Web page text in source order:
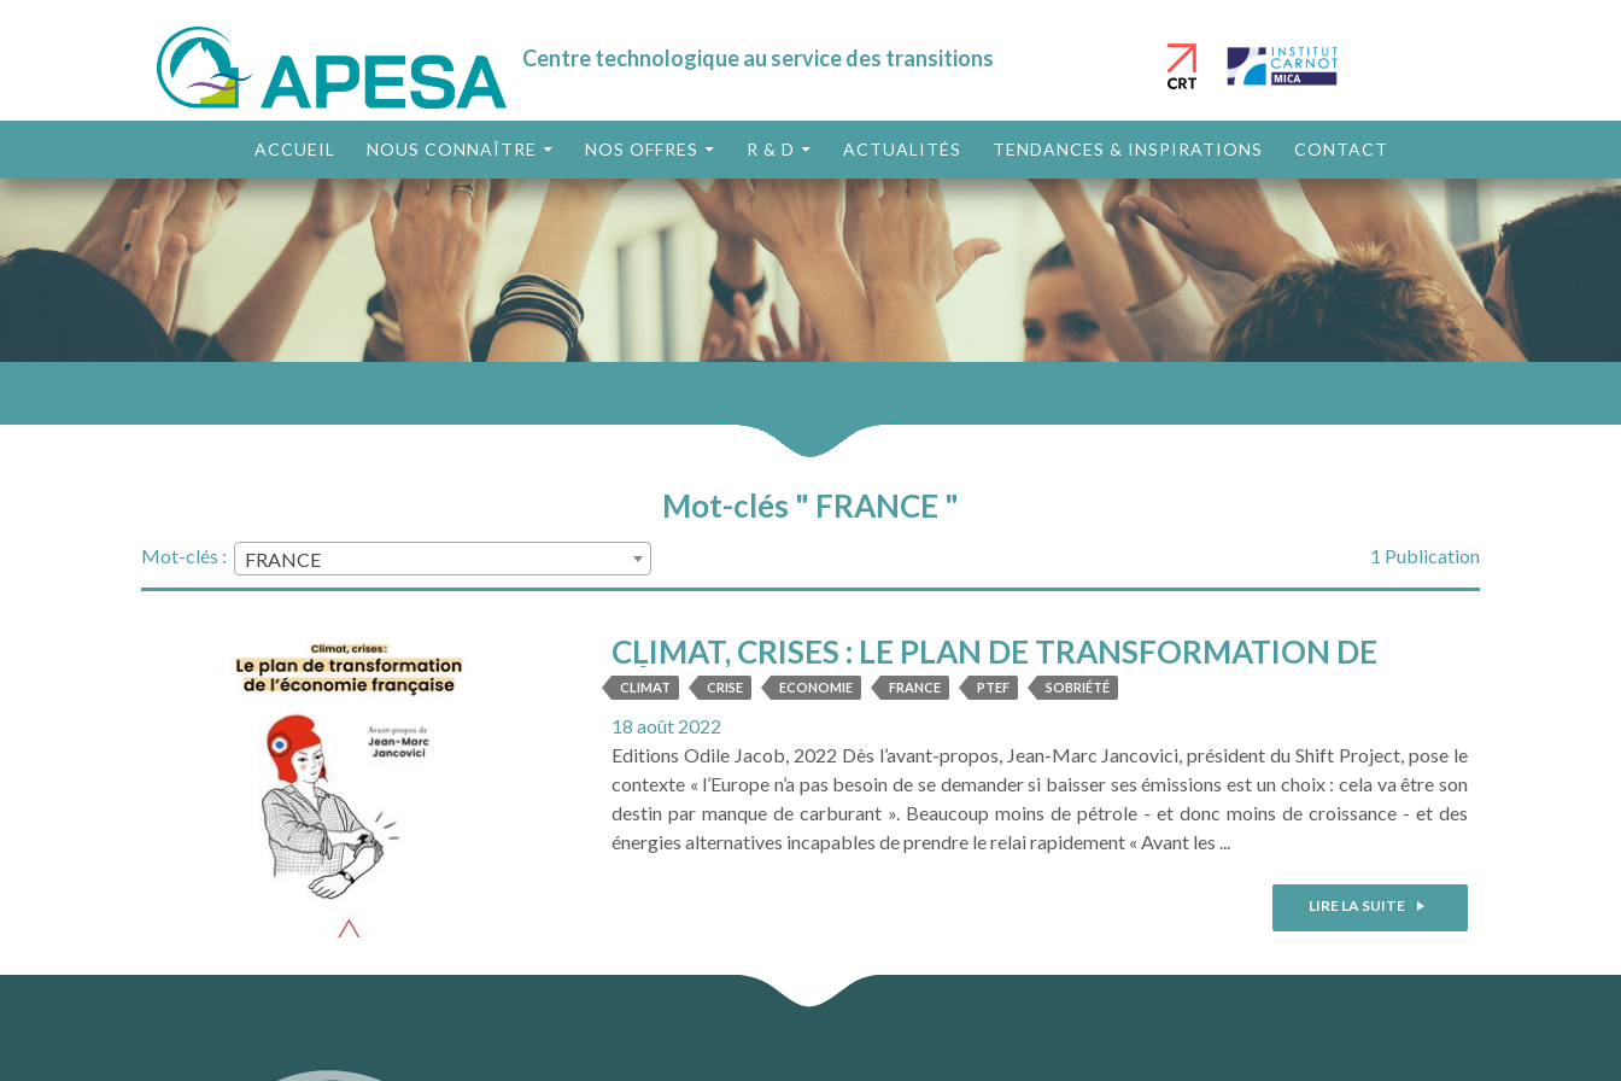
Centre technologique au service des transitions
ACCUEIL
NOUS CONNAÎTRE NOS OFFRES R & D ACTUALITÉS TENDANCES & INSPIRATIONS CONTACT
Mot-clés " FRANCE "
1 Publication
Mot-clés : FRANCE
CLIMAT, CRISES : LE PLAN DE TRANSFORMATION DE
L’ÉCONOMIE FRANÇAIS The Shift Project
CLIMAT CRISE ECONOMIE FRANCE PTEF SOBRIÉTÉ
18 août 2022
Editions Odile Jacob, 2022 Dès l’avant-propos, Jean-Marc Jancovici, président du Shift Project, pose le
contexte « l’Europe n’a pas besoin de se demander si baisser ses émissions est un choix : cela va être son
destin par manque de carburant ». Beaucoup moins de pétrole - et donc moins de croissance - et des
énergies alternatives incapables de prendre le relai rapidement « Avant les ...
LIRE LA SUITE